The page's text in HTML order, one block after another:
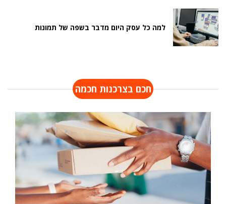
למה כל עסק היום מדבר בשפה של תמונות
חכם בצרכנות חכמה